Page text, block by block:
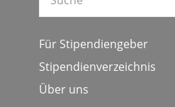
Suche
Für Stipendiengeber
Stipendienverzeichnis
Über uns